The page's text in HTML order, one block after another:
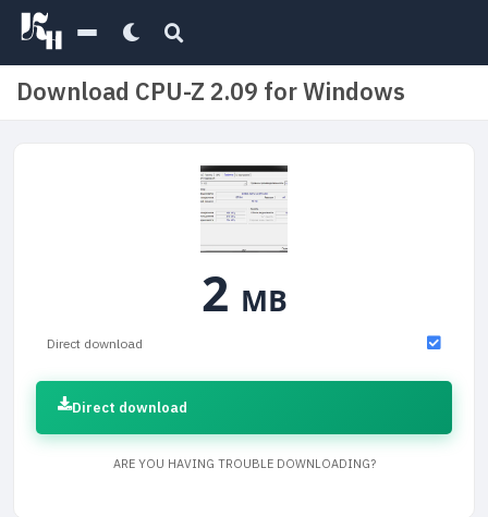
Download CPU-Z 2.09 for Windows
2 MB
Direct download
Direct download
ARE YOU HAVING TROUBLE DOWNLOADING?